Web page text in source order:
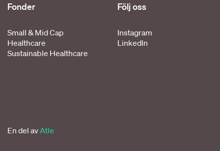
Fonder
Small & Mid Cap
Healthcare
Sustainable Healthcare
Följ oss
Instagram
LinkedIn
En del av Atle